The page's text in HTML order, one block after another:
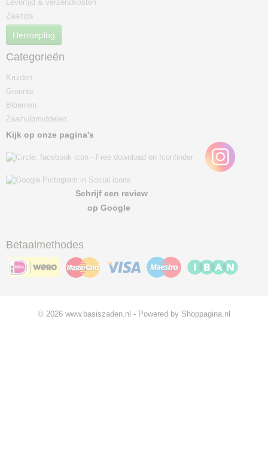
Levertijd & verzendkosten
Zaaitips
Herroeping
Categorieën
Kruiden
Groente
Bloemen
Zaaihulpmiddelen
Kijk op onze pagina's
Schrijf een review
op Google
Betaalmethodes
© 2026 www.basiszaden.nl - Powered by Shoppagina.nl